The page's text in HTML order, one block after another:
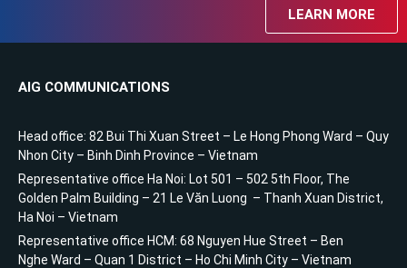
LEARN MORE
AIG COMMUNICATIONS
Head office: 82 Bui Thi Xuan Street – Le Hong Phong Ward – Quy
Nhon City – Binh Dinh Province – Vietnam
Representative office Ha Noi: Lot 501 – 502 5th Floor, The
Golden Palm Building – 21 Le Văn Luong – Thanh Xuan District,
Ha Noi – Vietnam
Representative office HCM: 68 Nguyen Hue Street – Ben
Nghe Ward – Quan 1 District – Ho Chi Minh City – Vietnam